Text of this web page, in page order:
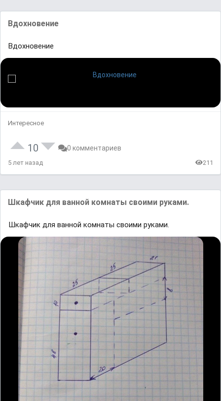
Вдохновение
Вдохновение
Интересное
10 0 комментариев
5 лет назад 211
Шкафчик для ванной комнаты своими руками.
Шкафчик для ванной комнаты своими руками.